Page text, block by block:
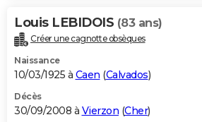
Louis LEBIDOIS (83 ans)
Créer une cagnotte obsèques
Naissance
10/03/1925 à Caen (Calvados)
Décès
30/09/2008 à Vierzon (Cher)